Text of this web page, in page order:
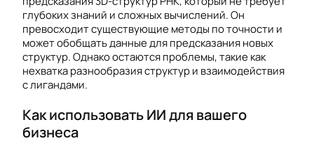
глубоких знаний и сложных вычислений. Он
превосходит существующие методы по точности и
может обобщать данные для предсказания новых
структур. Однако остаются проблемы, такие как
нехватка разнообразия структур и взаимодействия
с лигандами.
Как использовать ИИ для вашего
бизнеса